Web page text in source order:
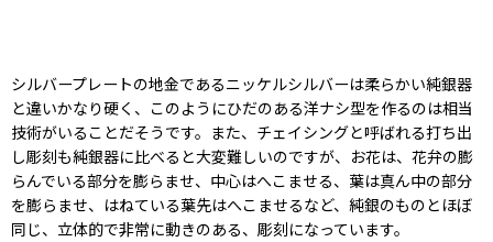
シルバープレートの地金であるニッケルシルバーは柔らかい純銀器
と違いかなり硬く、このようにひだのある洋ナシ型を作るのは相当
技術がいることだそうです。また、チェイシングと呼ばれる打ち出
し彫刻も純銀器に比べると大変難しいのですが、お花は、花弁の膨
らんでいる部分を膨らませ、中心はへこませる、葉は真ん中の部分
を膨らませ、はねている葉先はへこませるなど、純銀のものとほぼ
同じ、立体的で非常に動きのある、彫刻になっています。